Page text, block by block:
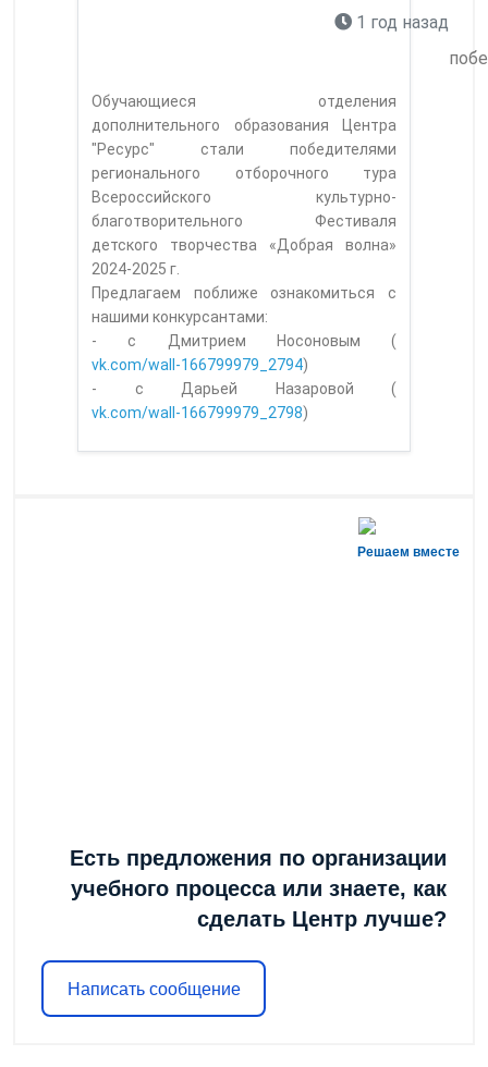
1 год назад
Обучающиеся отделения
дополнительного образования Центра
"Ресурс" стали победителями
регионального отборочного тура
Всероссийского культурно-
благотворительного Фестиваля
детского творчества «Добрая волна»
2024-2025 г.
Предлагаем поближе ознакомиться с
нашими конкурсантами:
- с Дмитрием Носоновым (
vk.com/wall-166799979_2794)
- с Дарьей Назаровой (
vk.com/wall-166799979_2798)
Решаем вместе
Есть предложения по организации
учебного процесса или знаете, как
сделать Центр лучше?
Написать сообщение